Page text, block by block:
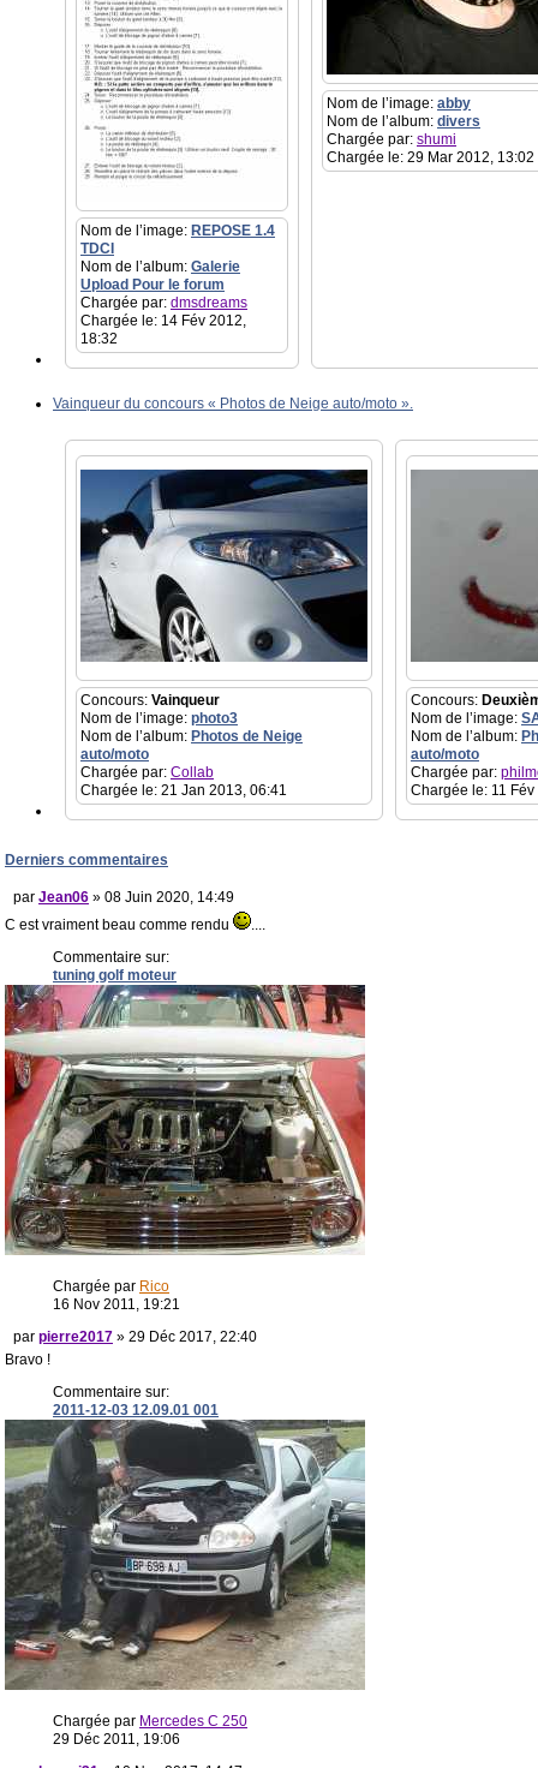
Nom de l’image: REPOSE 1.4
TDCI
Nom de l’album: Galerie
Upload Pour le forum
Chargée par: dmsdreams
Chargée le: 14 Fév 2012,
18:32
Nom de l’image: abby
Nom de l’album: divers
Chargée par: shumi
Chargée le: 29 Mar 2012, 13:02
Vainqueur du concours « Photos de Neige auto/moto ».
Concours: Vainqueur
Nom de l’image: photo3
Nom de l’album: Photos de Neige
auto/moto
Chargée par: Collab
Chargée le: 21 Jan 2013, 06:41
Concours:
Nom de l’image:
Nom de l’album:
auto/moto
Chargée par:
Chargée le: 11
Derniers commentaires
par Jean06 » 08 Juin 2020, 14:49
C est vraiment beau comme rendu
....
Commentaire sur:
tuning golf moteur
Chargée par Rico
16 Nov 2011, 19:21
par pierre2017 » 29 Déc 2017, 22:40
Bravo !
Commentaire sur:
2011-12-03 12.09.01 001
Chargée par Mercedes C 250
29 Déc 2011, 19:06